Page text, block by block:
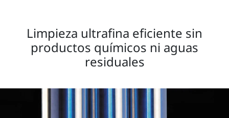
Limpieza ultrafina eficiente sin
productos químicos ni aguas
residuales